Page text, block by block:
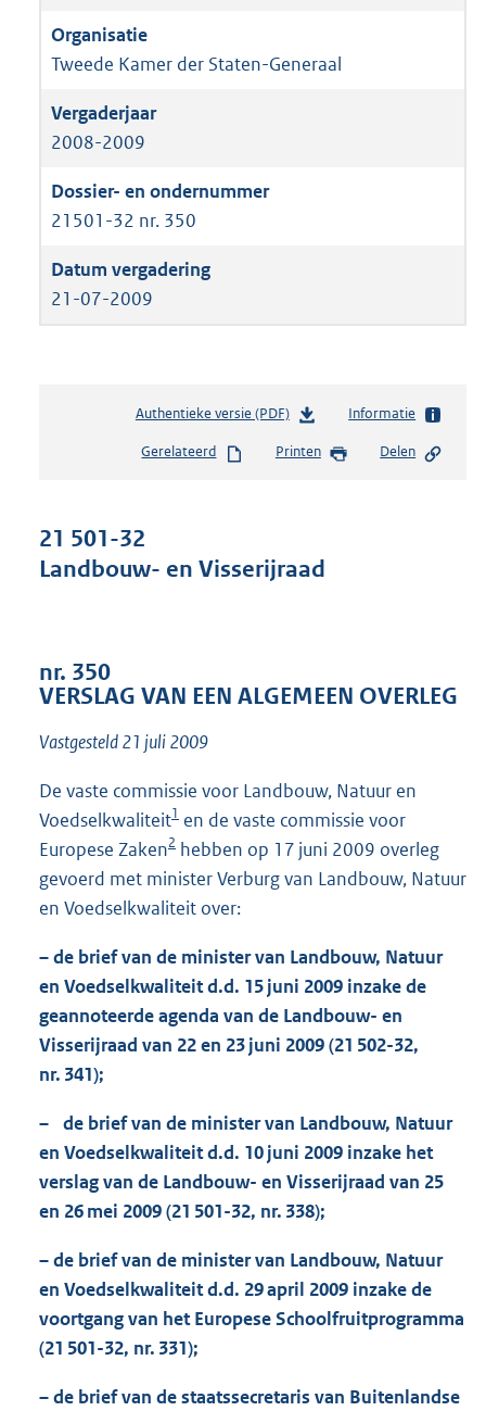
Tweede Kamer der Staten-Generaal
2008-2009
21501-32 nr. 350
21-07-2009
Authentieke versie (PDF)b
s
s
t
t
5
K
b
Informatie
Gerelateerd Printen Delen
21 501-32
Landbouw- en Visserijraad
nr. 350
VERSLAG VAN EEN ALGEMEEN OVERLEG
Vastgesteld 21 juli 2009
De vaste commissie voor Landbouw, Natuur en
Voedselkwaliteit1 en de vaste commissie voor
Europese Zaken2 hebben op 17 juni 2009 overleg
gevoerd met minister Verburg van Landbouw, Natuur
en Voedselkwaliteit over:
– de brief van de minister van Landbouw, Natuur
en Voedselkwaliteit d.d. 15 juni 2009 inzake de
geannoteerde agenda van de Landbouw- en
Visserijraad van 22 en 23 juni 2009 (21 502-32,
nr. 341);
– de brief van de minister van Landbouw, Natuur
en Voedselkwaliteit d.d. 10 juni 2009 inzake het
verslag van de Landbouw- en Visserijraad van 25
en 26 mei 2009 (21 501-32, nr. 338);
– de brief van de minister van Landbouw, Natuur
en Voedselkwaliteit d.d. 29 april 2009 inzake de
voortgang van het Europese Schoolfruitprogramma
(21 501-32, nr. 331);
– de brief van de staatssecretaris van Buitenlandse